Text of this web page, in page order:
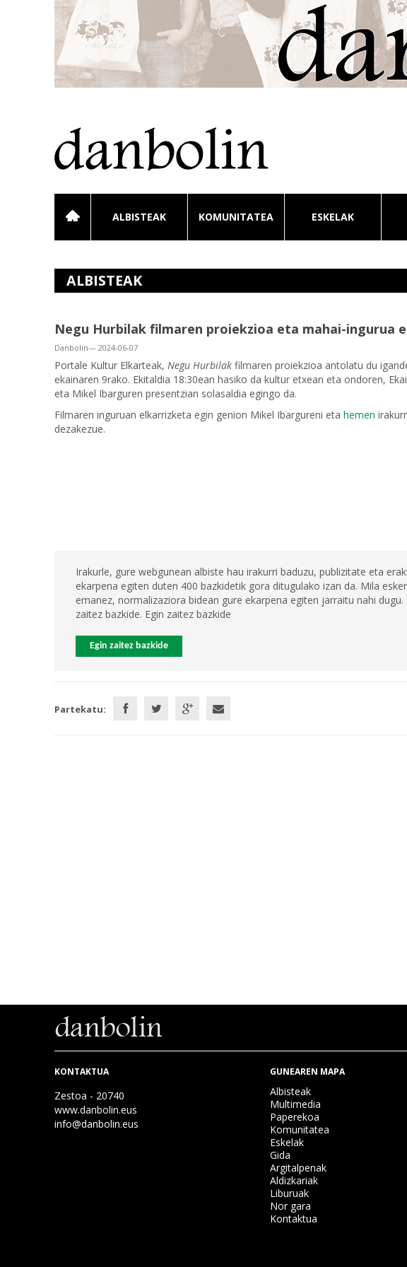
ALBISTEAK KOMUNITATEA ESKELAK
ALBISTEAK
Negu Hurbilak filmaren proiekzioa eta mahai-ingurua
Danbolin— 2024-06-07
Portale Kultur Elkarteak, Negu Hurbilak filmaren proiekzioa antolatu du
ekainaren 9rako. Ekitaldia 18:30ean hasiko da kultur etxean eta ondoren,
eta Mikel Ibarguren presentzian solasaldia egingo da.
Filmaren inguruan elkarrizketa egin genion Mikel Ibargureni eta hemen
dezakezue.
Irakurle, gure webgunean albiste hau irakurri baduzu, publizitate eta
ekarpena egiten duten 400 bazkidetik gora ditugulako izan da. Mila
emanez, normalizaziora bidean gure ekarpena egiten jarraitu nahi
zaitez bazkide. Egin zaitez bazkide
Egin zaitez bazkide
Partekatu:
KONTAKTUA
Zestoa - 20740
www.danbolin.eus
info@danbolin.eus
GUNEAREN MAPA
Albisteak
Multimedia
Paperekoa
Komunitatea
Eskelak
Gida
Argitalpenak
Aldizkariak
Liburuak
Nor gara
Kontaktua